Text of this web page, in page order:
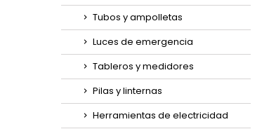
Tubos y ampolletas
Luces de emergencia
Tableros y medidores
Pilas y linternas
Herramientas de electricidad